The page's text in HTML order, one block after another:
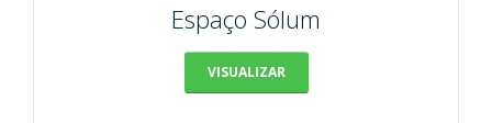
Espaço Sólum
VISUALIZAR